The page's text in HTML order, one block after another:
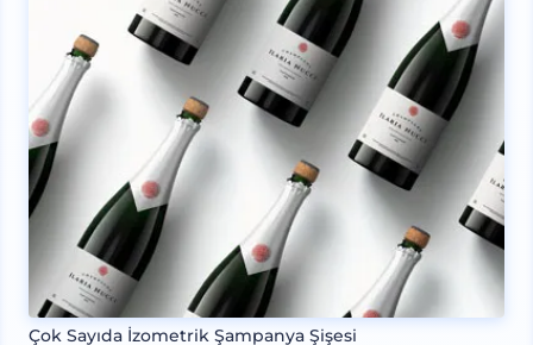
Çok Sayıda İzometrik Şampanya Şişesi